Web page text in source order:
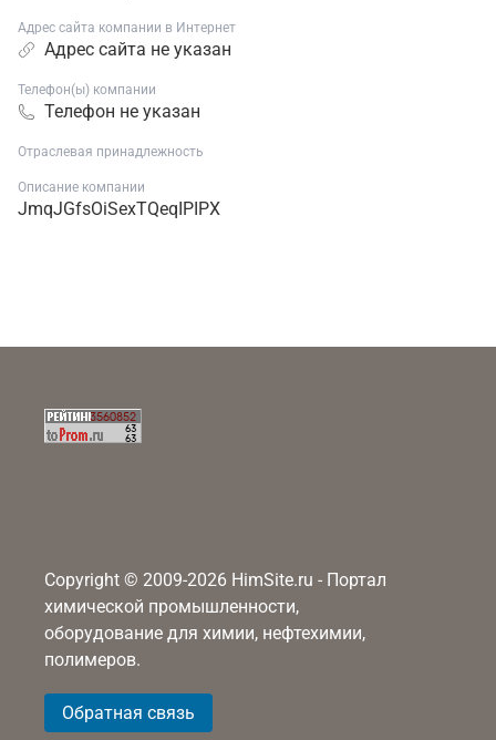
Адрес сайта компании в Интернет
Адрес сайта не указан
Телефон(ы) компании
Телефон не указан
Отраслевая принадлежность
Описание компании
JmqJGfsOiSexTQeqIPIPX
Copyright © 2009-2026 HimSite.ru - Портал
химической промышленности,
оборудование для химии, нефтехимии,
полимеров.
Обратная связь